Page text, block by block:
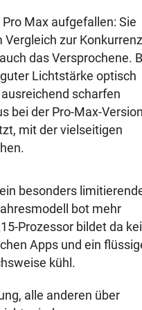
Max aufgefallen: Sie
zur Konkurrenz
das Versprochene.
Lichtstärke optisch
scharfen
bei der Pro-Max-
mit der vielseitigen
besonders
bot mehr
Prozessor bildet da
Apps und ein
kühl.
alle anderen über